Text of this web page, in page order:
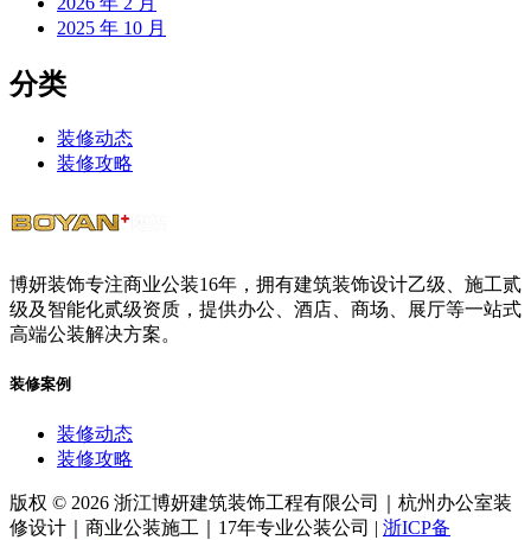
2025 年 10 月
分类
装修动态
装修攻略
博妍装饰专注商业公装16年，拥有建筑装饰设计乙级、施工贰
级及智能化贰级资质，提供办公、酒店、商场、展厅等一站式
高端公装解决方案。
装修案例
装修动态
装修攻略
版权 © 2026 浙江博妍建筑装饰工程有限公司｜杭州办公室装
修设计｜商业公装施工｜17年专业公装公司 | 浙ICP备